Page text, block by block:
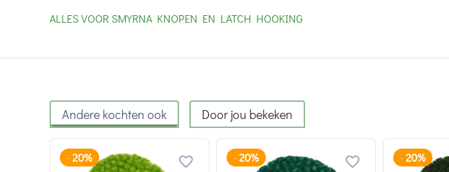
ALLES VOOR SMYRNA KNOPEN EN LATCH HOOKING
Andere kochten ook Door jou bekeken
- 20% - 20% - 20%